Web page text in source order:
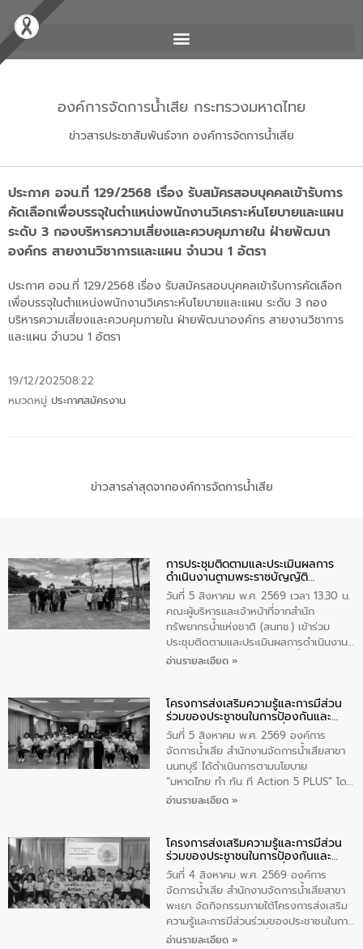
องค์การจัดการน้ำเสีย กระทรวงมหาดไทย
ข่าวสารประชาสัมพันธ์จาก องค์การจัดการน้ำเสีย
ประกาศ อจน.ที่ 129/2568 เรื่อง รับสมัครสอบบุคคลเข้ารับการ
คัดเลือกเพื่อบรรจุในตำแหน่งพนักงานวิเคราะห์นโยบายและแผน
ระดับ 3 กองบริหารความเสี่ยงและควบคุมภายใน ฝ่ายพัฒนา
องค์กร สายงานวิชาการและแผน จำนวน 1 อัตรา
ประกาศ อจน.ที่ 129/2568 เรื่อง รับสมัครสอบบุคคลเข้ารับการคัดเลือก
เพื่อบรรจุในตำแหน่งพนักงานวิเคราะห์นโยบายและแผน ระดับ 3 กอง
บริหารความเสี่ยงและควบคุมภายใน ฝ่ายพัฒนาองค์กร สายงานวิชาการ
และแผน จำนวน 1 อัตรา
19/12/202508:22
หมวดหมู่ ประกาศสมัครงาน
ข่าวสารล่าสุดจากองค์การจัดการน้ำเสีย
การประชุมติดตามและประเมินผลการ
ดำเนินงานตามพระราชบัญญัติ
ทรัพยากรน้ำ พ.ศ. 2561 ประจำ
ปีงบประมาณ พ.ศ. 2569
วันที่ 5 สิงหาคม พ.ศ. 2569 เวลา 13.30 น.
คณะผู้บริหารและเจ้าหน้าที่จากสำนัก
ทรัพยากรน้ำแห่งชาติ (สนทช.) เข้าร่วม
ประชุมติดตามและประเมินผลการดำเนินงาน
ตามพระราชบัญญัติทรัพยากรน้ำ พ.ศ. 2561
วัดสิงห์ จังหวัดชัยนาท โดยมีนายแสงชัย
สุขชื่น นายกเทศมนตรีตำบลวัดสิงห์ คณะผู้
บริหารเทศบาลตำบลวัดสิงห์ ผู้นำชุมชน และ
ประชาชนในพื้นที่เทศบาลตำบลวัดสิงก์ที่มี
ส่วนได้ส่วนเสียในโครงก่อสร้างศูนย์บริหาร
จัดการคุณภาพน้ำเทศบาลตำบลวัดสิงห์
จังหวัดชัยนาท ให้การต้อนรับ
อ่านรายละเอียด »
โครงการส่งเสริมความรู้และการมีส่วน
ร่วมของประชาชนในการป้องกันและ
แก้ไขปัญหาน้ำเสียอย่างยั่งยืน
วันที่ 5 สิงหาคม พ.ศ. 2569 องค์การ
จัดการน้ำเสีย สำนักงานจัดการน้ำเสียสาขา
นนทบุรี ได้ดำเนินการตามนโยบาย
“มหาดไทย ทำ ทัน ที Action 5 PLUS” โดย
จัดโครงการส่งเสริมความรู้และการมีส่วน
“ชุมชนร่วมใจ น้ำใสยั่งยืน” ได้บรรยายให้
ความรู้เกี่ยวกับการจัดการน้ำเสียและการใช้
ถังดักไขมันให้แก่นักเรียนโรงเรียนวัดบ่อ
(นันทวิทยา) เทศบาลนครปากเกร็ด อำเภอ
ปากเกร็ด จังหวัดนนทบุรี จำนวน 30 คน
อ่านรายละเอียด »
โครงการส่งเสริมความรู้และการมีส่วน
ร่วมของประชาชนในการป้องกันและ
แก้ไขปัญหาน้ำเสียอย่างยั่งยืน
วันที่ 4 สิงหาคม พ.ศ. 2569 องค์การ
จัดการน้ำเสีย สำนักงานจัดการน้ำเสียสาขา
พะเยา จัดกิจกรรมภายใต้โครงการส่งเสริม
ความรู้และการมีส่วนร่วมของประชาชนในการ
ป้องกันและแก้ไขปัญหาน้ำเสียอย่างยั่งยืน
อ่านรายละเอียด »